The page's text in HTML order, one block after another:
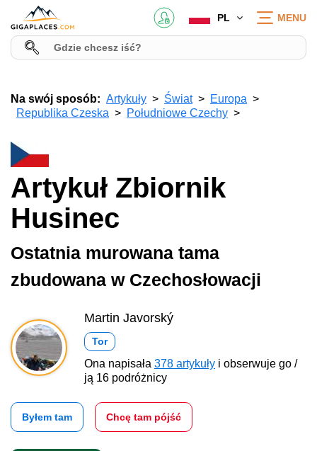
PL MENU
Na swój sposób: Artykuły Świat
Europa
Republika Czeska
Południowe Czechy
Artykuł Zbiornik
Husinec
Ostatnia murowana tama
zbudowana w Czechosłowacji
Martin Javorský
Tor
Ona napisała 378 artykuły i obserwuje go /
ją 16 podróżnicy
Byłem tam Chcę tam pójść